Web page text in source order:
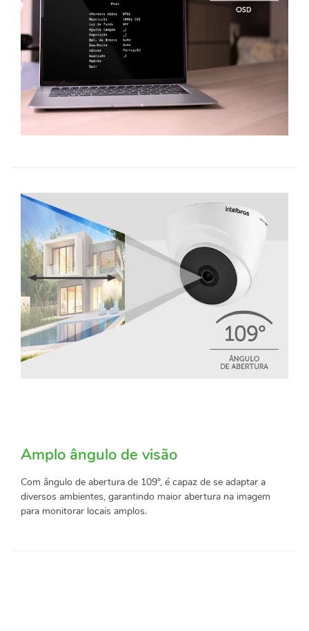
Amplo ângulo de visão
Com ângulo de abertura de 109°, é capaz de se adaptar a
diversos ambientes, garantindo maior abertura na imagem
para monitorar locais amplos.